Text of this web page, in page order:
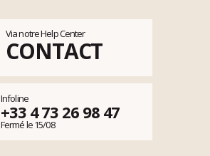
Via notre Help Center
CONTACT
Infoline
+33 4 73 26 98 47
Fermé le 15/08